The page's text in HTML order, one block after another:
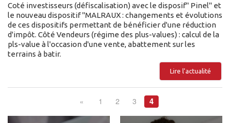
Coté investisseurs (défiscalisation) avec le disposif" Pinel" et
le nouveau dispositif "MALRAUX : changements et évolutions
de ces dispositifs permettant de bénéficier d'une réduction
d'impôt. Côté Vendeurs (régime des plus-values) : calcul de la
pls-value à l'occasion d'une vente, abattement sur les
terrains à batir.
Lire l'actualité
« 1 2 3 4